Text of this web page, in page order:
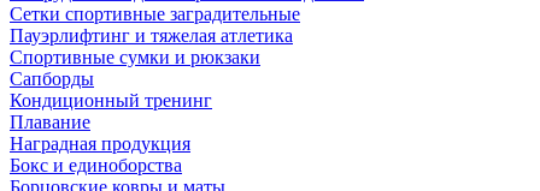
Сетки спортивные заградительные
Пауэрлифтинг и тяжелая атлетика
Спортивные сумки и рюкзаки
Сапборды
Кондиционный тренинг
Плавание
Наградная продукция
Бокс и единоборства
Борцовские ковры и маты